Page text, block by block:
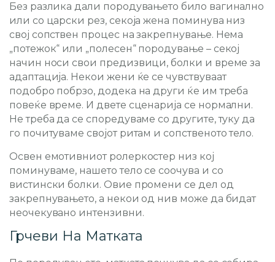
Без разлика дали породувањето било вагинално
или со царски рез, секоја жена поминува низ
свој сопствен процес на закрепнување. Нема
„потежок“ или „полесен“ породување – секој
начин носи свои предизвици, болки и време за
адаптација. Некои жени ќе се чувствуваат
подобро побрзо, додека на други ќе им треба
повеќе време. И двете сценарија се нормални.
Не треба да се споредуваме со другите, туку да
го почитуваме својот ритам и сопственото тело.
Освен емотивниот ролеркостер низ кој
поминуваме, нашето тело се соочува и со
вистински болки. Овие промени се дел од
закрепнувањето, а некои од нив може да бидат
неочекувано интензивни.
Грчеви На Матката